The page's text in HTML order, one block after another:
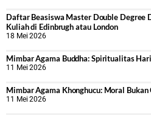
Daftar Beasiswa Master Double Degree
Kuliah di Edinbrugh atau London
18 Mei 2026
Mimbar Agama Buddha: Spiritualitas
11 Mei 2026
Mimbar Agama Khonghucu: Moral
11 Mei 2026